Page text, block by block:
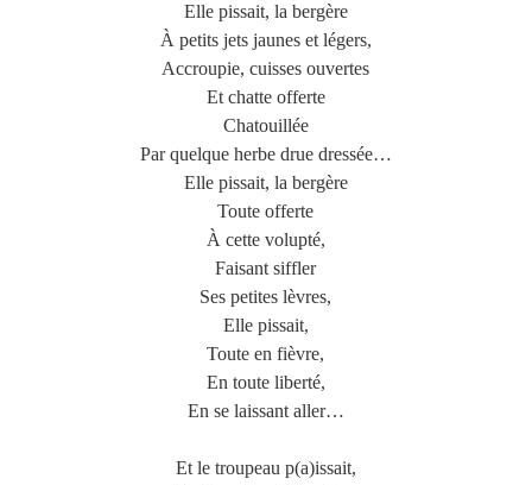
Elle pissait, la bergère
À petits jets jaunes et légers,
Accroupie, cuisses ouvertes
Et chatte offerte
Chatouillée
Par quelque herbe drue dressée…
Elle pissait, la bergère
Toute offerte
À cette volupté,
Faisant siffler
Ses petites lèvres,
Elle pissait,
Toute en fièvre,
En toute liberté,
En se laissant aller…
Et le troupeau p(a)issait,